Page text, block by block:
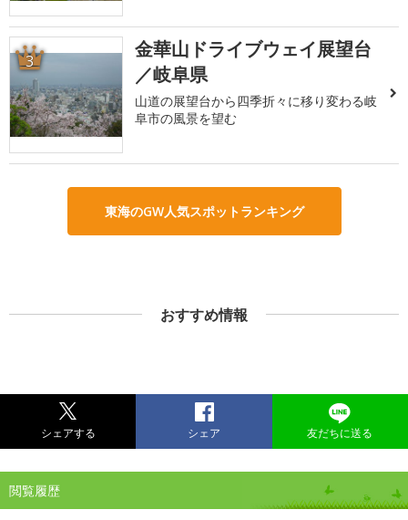
3
金華山ドライブウェイ展望台
／岐阜県
山道の展望台から四季折々に移り変わる岐
阜市の風景を望む
東海のGW人気スポットランキング
おすすめ情報
シェアする シェア 友だちに送る
閲覧履歴